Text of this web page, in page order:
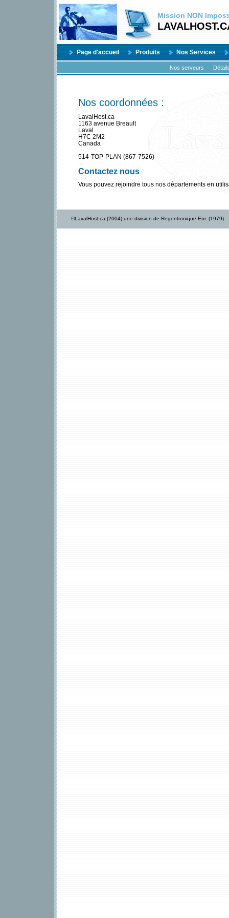
Mission NON
Page d'accueil Produits Nos Services
Nos serveurs
Nos coordonnées :
LavalHost.ca
1163 avenue Breault
Laval
H7C 2M2
Canada
514-TOP-PLAN (867-7526)
Contactez nous
Vous pouvez rejoindre tous nos départements en
©LavalHost.ca (2004) une division de Regentronique Enr. (1979)